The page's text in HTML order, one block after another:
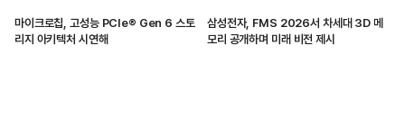
마이크로칩, 고성능 PCIe® Gen 6 스토
리지 아키텍처 시연해
삼성전자, FMS 2026서 차세대 3D 메
모리 공개하며 미래 비전 제시